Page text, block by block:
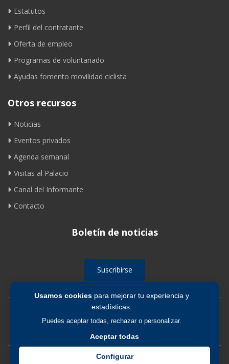
Usamos cookiespara mejorar tu experiencia y
estadísticas.
Puedes aceptar todas, rechazar o personalizar.
Aceptar todas
Configurar
Estatutos
Perfil del contratante
Oferta de empleo
Programas de voluntariado
Ayudas fomento movilidad ciclista
Otros recursos
Noticias
Eventos privados
Agenda semanal
Visitas al Palacio
Canal del Informante
Contacto
Boletín de noticias
Suscribirse
Política de privacidad